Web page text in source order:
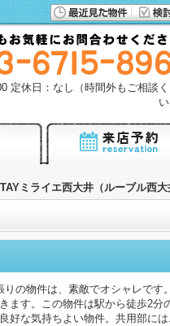
定休日：なし（時間外もご相談く
い
ミライエ西大井（ルーブル西大
の物件は、素敵でオシャレです
ます。この物件は駅から徒歩2分
好な気持ちよい物件。共用部には